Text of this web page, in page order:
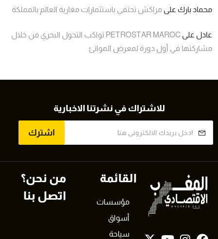
محماد بارك على مراكش تحتفي باستثمارات مغاربة العالم بالمملكة
عادل على
PETROSTAR MAROC تواكب التحول البحري من خلال
مشاركتها في أول دورة لمعرض الموانئ
للاشتراك في نشرتنا الاخبارية
اشترك
القائمة
مؤسسات
أسواق
سياحة
من نحن؟
اتصل بنا